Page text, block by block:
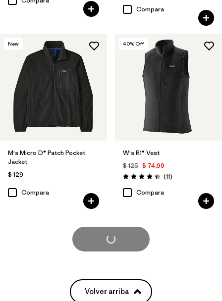
Compara
New
M's Micro D® Patch Pocket
Jacket
$ 129
Compara
40% Off
W's R1® Vest
$ 125 $ 74,99
Valoración: 4.4 / 5
(11Comentarios
)
Compara
Cargar Más
Volver arriba